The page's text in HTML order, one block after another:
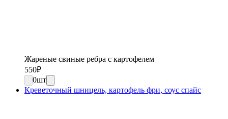
Жареные свиные ребра с картофелем
550₽
0шт
Креветочный шницель, картофель фри, соус спайс